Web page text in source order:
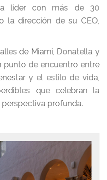
líder con más de 30
la dirección de su CEO,
de Miami, Donatella y
punto de encuentro entre
y el estilo de vida,
que celebran la
profunda.